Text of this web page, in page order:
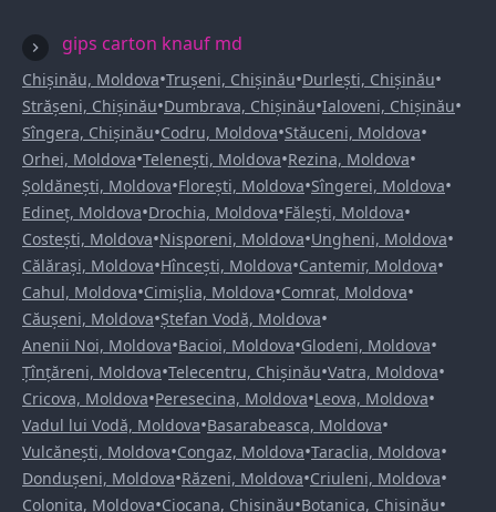
gips carton knauf md
Chișinău, Moldova•Trușeni, Chișinău•Durlești, Chișinău•
Strășeni, Chișinău•Dumbrava, Chișinău•Ialoveni, Chișinău•
Sîngera, Chișinău•Codru, Moldova•Stăuceni, Moldova•
Orhei, Moldova•Telenești, Moldova•Rezina, Moldova•
Șoldănești, Moldova•Florești, Moldova•Sîngerei, Moldova•
Edineț, Moldova•Drochia, Moldova•Fălești, Moldova•
Costești, Moldova•Nisporeni, Moldova•Ungheni, Moldova•
Călărași, Moldova•Hîncești, Moldova•Cantemir, Moldova•
Cahul, Moldova•Cimișlia, Moldova•Comrat, Moldova•
Căușeni, Moldova•Ștefan Vodă, Moldova•
Anenii Noi, Moldova•Bacioi, Moldova•Glodeni, Moldova•
Țînțăreni, Moldova•Telecentru, Chișinău•Vatra, Moldova•
Cricova, Moldova•Peresecina, Moldova•Leova, Moldova•
Vadul lui Vodă, Moldova•Basarabeasca, Moldova•
Vulcănești, Moldova•Congaz, Moldova•Taraclia, Moldova•
Dondușeni, Moldova•Răzeni, Moldova•Criuleni, Moldova•
Colonița, Moldova•Ciocana, Chișinău•Botanica, Chișinău•